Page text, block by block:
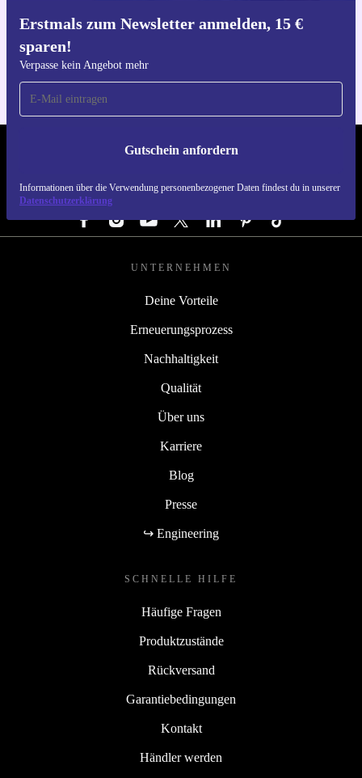
Erstmals zum Newsletter anmelden, 15 €
sparen!
Verpasse kein Angebot mehr
Gutschein anfordern
Informationen über die Verwendung personenbezogener Daten findest du in unserer
Datenschutzerklärung
Hol dir die refurbed-App
REFURBED DEUTSCHLAND - RETHINK NEW.
FOLGE UNS
UNTERNEHMEN
Deine Vorteile
Erneuerungsprozess
Nachhaltigkeit
Qualität
Über uns
Karriere
Blog
Presse
↪ Engineering
SCHNELLE HILFE
Häufige Fragen
Produktzustände
Rückversand
Garantiebedingungen
Kontakt
Händler werden